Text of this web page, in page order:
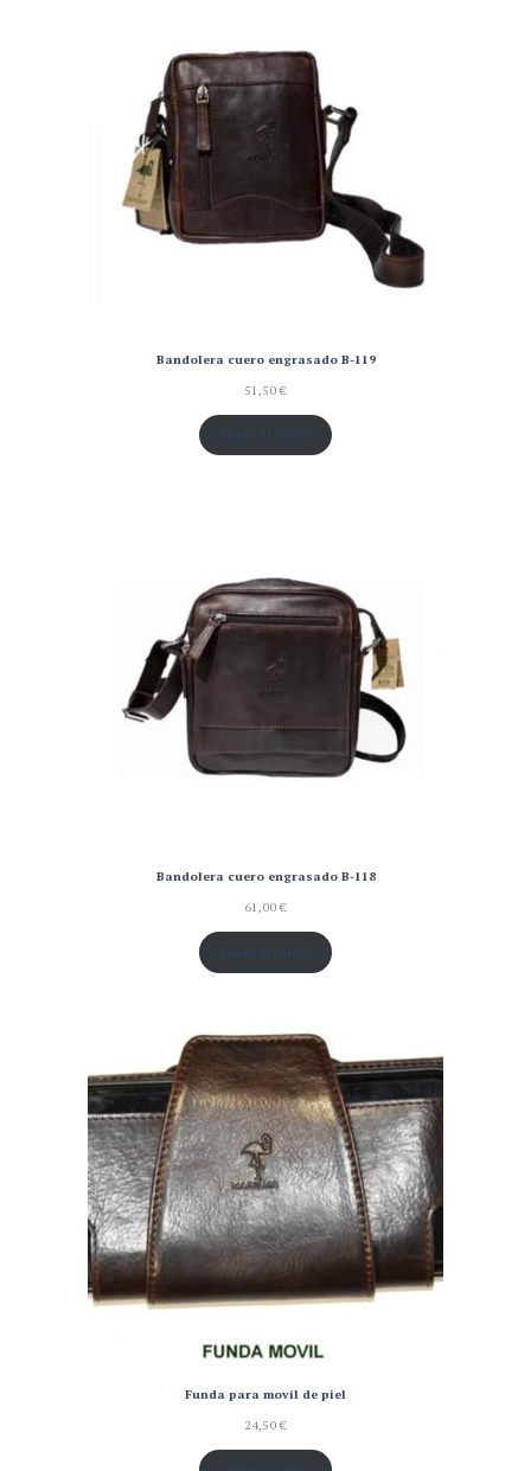
Bandolera cuero engrasado B-119
51,50€
Añadir al carrito
Bandolera cuero engrasado B-118
61,00€
Añadir al carrito
Funda para movil de piel
24,50€